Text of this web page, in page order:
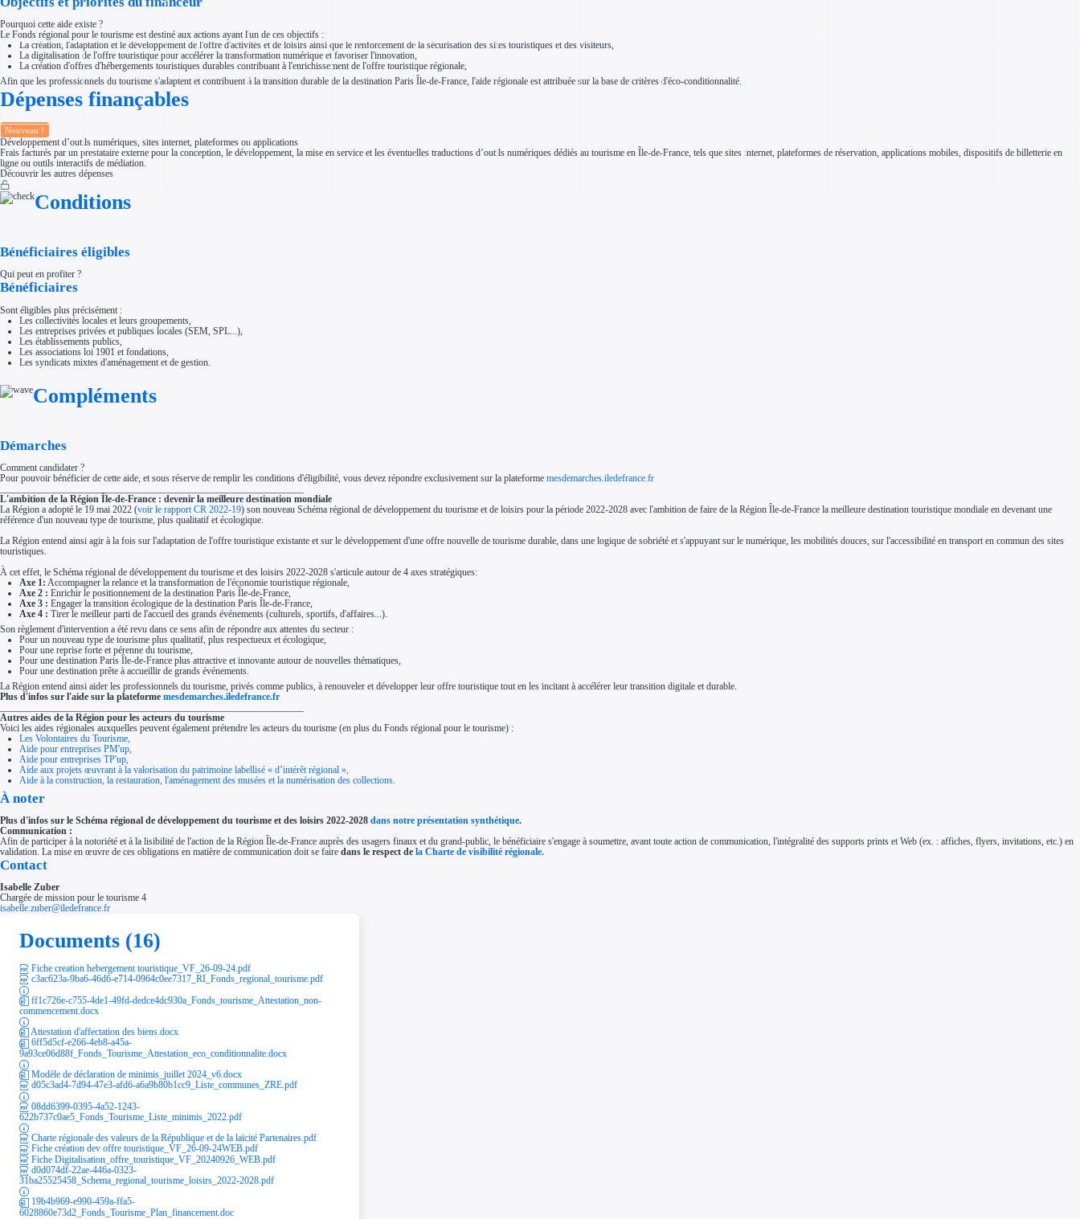
Régions de A à H
Aides Région Bretagne
Aides Région Centre-Val de Loire
Aides Région Corse
Aides Région Grand-Est
Aides Région Hauts-de-France
Régions de I à P
Aides Région Île-de-France
Aides Région Occitanie
Aides Région PACA
Aides Région Pays de la Loire
Ressources
FAQ
Blog
Nos partenaires
Contactez-nous
Pourquoi cette aide existe ?
Le Fonds régional pour le tourisme est destiné aux actions ayant l'un de ces objectifs :
La création, l'adaptation et le développement de l'offre d'activités et de loisirs ainsi que le renforcement de la sécurisation des sites touristiques et des visiteurs,
La digitalisation de l'offre touristique pour accélérer la transformation numérique et favoriser l'innovation,
La création d'offres d'hébergements touristiques durables contribuant à l'enrichissement de l'offre touristique régionale,
Afin que les professionnels du tourisme s'adaptent et contribuent à la transition durable de la destination Paris Île-de-France, l'aide régionale est attribuée sur la base de critères d'éco-conditionnalité.
Dépenses finançables
Nouveau !
Développement d’outils numériques, sites internet, plateformes ou applications
Frais facturés par un prestataire externe pour la conception, le développement, la mise en service et les éventuelles traductions d’outils numériques dédiés au tourisme en Île-de-France, tels que sites internet, plateformes de réservation, applications mobiles, dispositifs de billetterie en
ligne ou outils interactifs de médiation.
Découvrir les autres dépenses
Conditions
Bénéficiaires éligibles
Qui peut en profiter ?
Bénéficiaires
Sont éligibles plus précisément :
Les collectivités locales et leurs groupements,
Les entreprises privées et publiques locales (SEM, SPL...),
Les établissements publics,
Les associations loi 1901 et fondations,
Les syndicats mixtes d'aménagement et de gestion.
Compléments
Démarches
Comment candidater ?
Pour pouvoir bénéficier de cette aide, et sous réserve de remplir les conditions d'éligibilité, vous devez répondre exclusivement sur la plateforme mesdemarches.iledefrance.fr
L'ambition de la Région Île-de-France : devenir la meilleure destination mondiale
La Région a adopté le 19 mai 2022 (voir le rapport CR 2022-19) son nouveau Schéma régional de développement du tourisme et de loisirs pour la période 2022-2028 avec l'ambition de faire de la Région Île-de-France la meilleure destination touristique mondiale en devenant une
référence d'un nouveau type de tourisme, plus qualitatif et écologique.
La Région entend ainsi agir à la fois sur l'adaptation de l'offre touristique existante et sur le développement d'une offre nouvelle de tourisme durable, dans une logique de sobriété et s'appuyant sur le numérique, les mobilités douces, sur l'accessibilité en transport en commun des sites
touristiques.
À cet effet, le Schéma régional de développement du tourisme et des loisirs 2022-2028 s'articule autour de 4 axes stratégiques:
Axe 1: Accompagner la relance et la transformation de l'économie touristique régionale,
Axe 2 :Enrichir le positionnement de la destination Paris Île-de-France,
Axe 3 : Engager la transition écologique de la destination Paris Île-de-France,
Axe 4 :Tirer le meilleur parti de l'accueil des grands événements (culturels, sportifs, d'affaires...).
Son règlement d'intervention a été revu dans ce sens afin de répondre aux attentes du secteur :
Pour un nouveau type de tourisme plus qualitatif, plus respectueux et écologique,
Pour une reprise forte et pérenne du tourisme,
Pour une destination Paris Île-de-France plus attractive et innovante autour de nouvelles thématiques,
Pour une destination prête à accueillir de grands événements.
La Région entend ainsi aider les professionnels du tourisme, privés comme publics, à renouveler et développer leur offre touristique tout en les incitant à accélérer leur transition digitale et durable.
Plus d'infos sur l'aide sur la plateforme mesdemarches.iledefrance.fr
Autres aides de la Région pour les acteurs du tourisme
Voici les aides régionales auxquelles peuvent également prétendre les acteurs du tourisme (en plus du Fonds régional pour le tourisme) :
Les Volontaires du Tourisme,
Aide pour entreprises PM'up,
Aide pour entreprises TP'up,
Aide aux projets œuvrant à la valorisation du patrimoine labellisé « d’intérêt régional »,
Aide à la construction, la restauration, l'aménagement des musées et la numérisation des collections.
À noter
Plus d'infos sur le Schéma régional de développement du tourisme et des loisirs 2022-2028 dans notre présentation synthétique.
Communication :
Afin de participer à la notoriété et à la lisibilité de l'action de la Région Île-de-France auprès des usagers finaux et du grand-public, le bénéficiaire s'engage à soumettre, avant toute action de communication, l'intégralité des supports prints et Web (ex. : affiches, flyers, invitations, etc.) en
validation. La mise en œuvre de ces obligations en matière de communication doit se faire dans le respect de la Charte de visibilité régionale.
Contact
Isabelle Zuber
Chargée de mission pour le tourisme 4
isabelle.zuber@iledefrance.fr
Documents (16)
Fiche creation hebergement touristique_VF_26-09-24.pdf
c3ac623a-9ba6-46d6-e714-0964c0ee7317_RI_Fonds_regional_tourisme.pdf
ff1c726e-c755-4de1-49fd-dedce4dc930a_Fonds_tourisme_Attestation_non-
commencement.docx
Attestation d'affectation des biens.docx
6ff5d5cf-e266-4eb8-a45a-
9a93ce06d88f_Fonds_Tourisme_Attestation_eco_conditionnalite.docx
Modèle de déclaration de minimis_juillet 2024_v6.docx
d05c3ad4-7d94-47e3-afd6-a6a9b80b1cc9_Liste_communes_ZRE.pdf
08dd6399-0395-4a52-1243-
622b737c0ae5_Fonds_Tourisme_Liste_minimis_2022.pdf
Charte régionale des valeurs de la République et de la laïcité Partenaires.pdf
Fiche création dev offre touristique_VF_26-09-24WEB.pdf
Fiche Digitalisation_offre_touristique_VF_20240926_WEB.pdf
d0d074df-22ae-446a-0323-
31ba25525458_Schema_regional_tourisme_loisirs_2022-2028.pdf
19b4b969-e990-459a-ffa5-
6028860e73d2_Fonds_Tourisme_Plan_financement.doc